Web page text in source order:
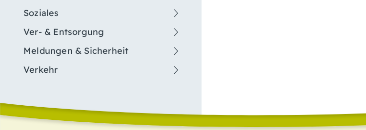
Soziales
Ver- & Entsorgung
Meldungen & Sicherheit
Verkehr